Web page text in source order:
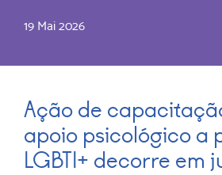
19 Mai 2026
Ação de
apoio psicológico a
LGBTI+ decorre em